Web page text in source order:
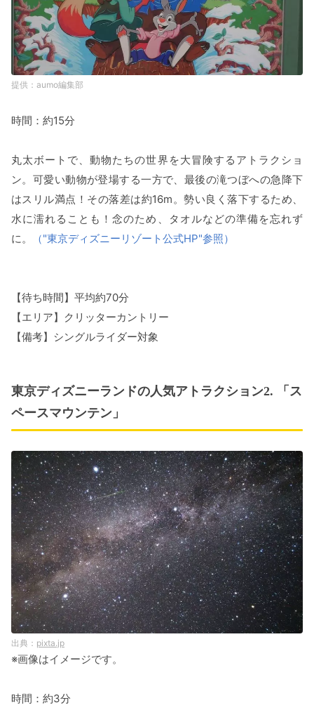
aumo編集部
時間：約15分
丸太ボートで、動物たちの世界を大冒険するアトラクショ
ン。可愛い動物が登場する一方で、最後の滝つぼへの急降下
はスリル満点！その落差は約16m。勢い良く落下するため、
水に濡れることも！念のため、タオルなどの準備を忘れず
に。
（"東京ディズニーリゾート公式HP"参照）
【待ち時間】平均約70分
【エリア】クリッターカントリー
【備考】シングルライダー対象
東京ディズニーランドの人気アトラクション2. 「ス
ペースマウンテン」
pixta.jp
※画像はイメージです。
時間：約3分